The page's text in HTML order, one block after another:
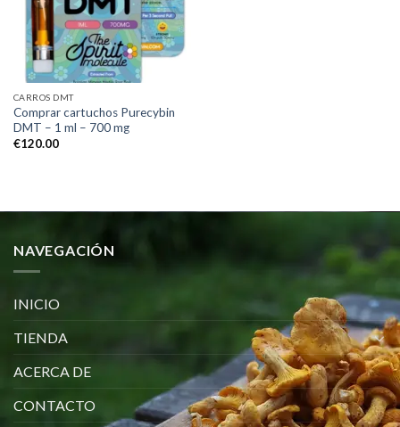
CARROS DMT
Comprar cartuchos Purecybin
DMT – 1 ml – 700 mg
€120.00
NAVEGACIÓN
INICIO
TIENDA
ACERCA DE
CONTACTO